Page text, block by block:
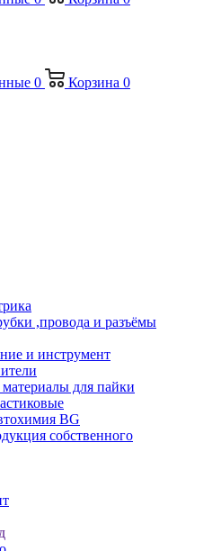
0 Корзина 0
,провода и разъёмы
и инструмент
для пайки
BG
собственного